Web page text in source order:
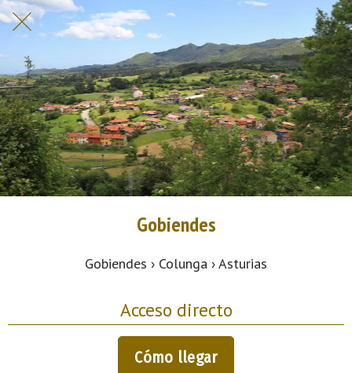
Gobiendes
Gobiendes › Colunga › Asturias
Acceso directo
Cómo llegar